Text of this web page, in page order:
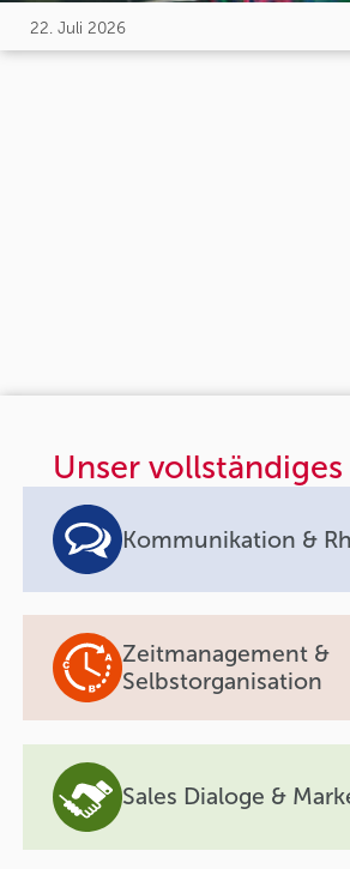
22. Juli 2026
Unser
Kommunikation &
Zeitmanagement &
Selbstorganisation
Sales Dialoge &